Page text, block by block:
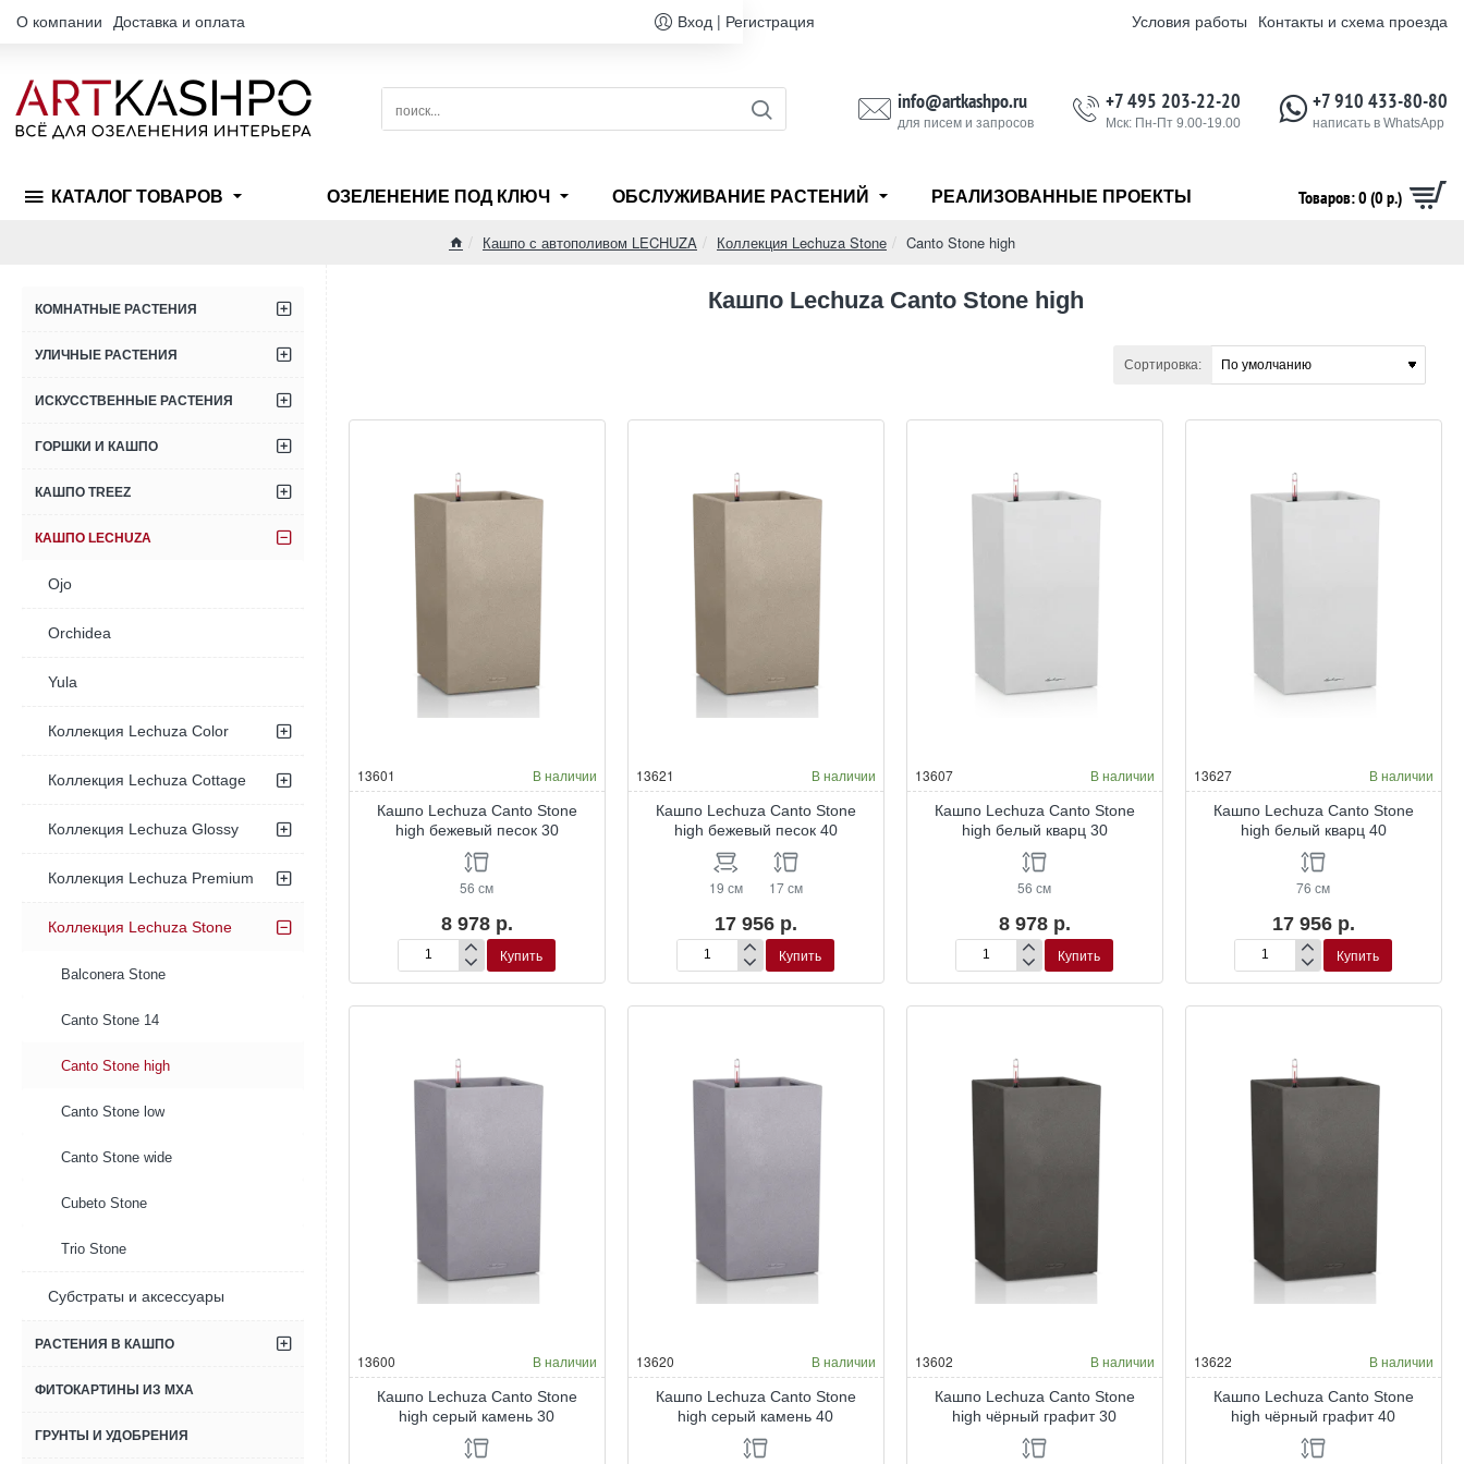
О компании Доставка и оплата Вход | Регистрация Условия работы Контакты и схема проезда
поиск...
info@artkashpo.ru
для писем и запросов
+7 495 203-22-20
Мск: Пн-Пт 9.00-19.00
+7 910 433-80-80
написать в WhatsApp
КАТАЛОГ ТОВАРОВ ОЗЕЛЕНЕНИЕ ПОД КЛЮЧ ОБСЛУЖИВАНИЕ РАСТЕНИЙ РЕАЛИЗОВАННЫЕ ПРОЕКТЫ Товаров: 0 (0 р.)
Кашпо с автополивом LECHUZA Коллекция Lechuza Stone Canto Stone high
КОМНАТНЫЕ РАСТЕНИЯ
УЛИЧНЫЕ РАСТЕНИЯ
ИСКУССТВЕННЫЕ РАСТЕНИЯ
ГОРШКИ И КАШПО
КАШПО TREEZ
КАШПО LECHUZA
Ojo
Orchidea
Yula
Коллекция Lechuza Color
Коллекция Lechuza Cottage
Коллекция Lechuza Glossy
Коллекция Lechuza Premium
Коллекция Lechuza Stone
Balconera Stone
Canto Stone 14
Canto Stone high
Canto Stone low
Canto Stone wide
Cubeto Stone
Trio Stone
Субстраты и аксессуары
РАСТЕНИЯ В КАШПО
ФИТОКАРТИНЫ ИЗ МХА
ГРУНТЫ И УДОБРЕНИЯ
Кашпо Lechuza Canto Stone high
Сортировка:
13601 В наличии
Кашпо Lechuza Canto Stone
high бежевый песок 30
56 см
8 978 р.
Кашпо
Lechuza
Canto
песок
Купить
13621 В наличии
Кашпо Lechuza Canto Stone
high бежевый песок 40
19 см 17 см
17 956 р.
Кашпо
Lechuza
Canto
песок
Купить
13607 В наличии
Кашпо Lechuza Canto Stone
high белый кварц 30
56 см
8 978 р.
Кашпо
Lechuza
Canto
кварц
Купить
13627 В наличии
Кашпо Lechuza Canto Stone
high белый кварц 40
76 см
17 956 р.
Кашпо
Lechuza
Canto
кварц
Купить
13600 В наличии
Кашпо Lechuza Canto Stone
high серый камень 30
13620 В наличии
Кашпо Lechuza Canto Stone
high серый камень 40
13602 В наличии
Кашпо Lechuza Canto Stone
high чёрный графит 30
13622 В наличии
Кашпо Lechuza Canto Stone
high чёрный графит 40